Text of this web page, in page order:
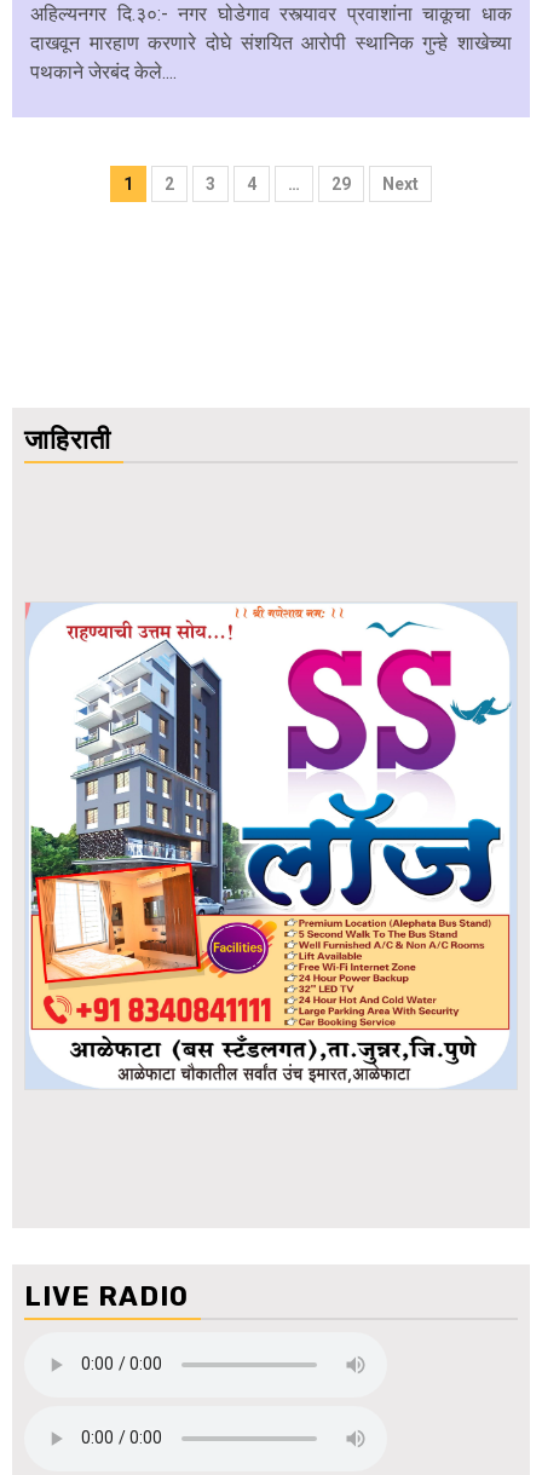
अहिल्यनगर दि.३०:- नगर घोडेगाव रस्त्यावर प्रवाशांना चाकूचा धाक
दाखवून मारहाण करणारे दोघे संशयित आरोपी स्थानिक गुन्हे शाखेच्या
पथकाने जेरबंद केले....
Posts
1 2 3 4 … 29 Next
जाहिराती
LIVE RADIO